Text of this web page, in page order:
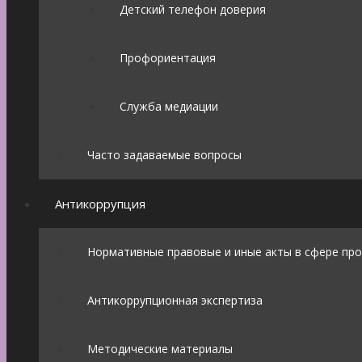
Детский телефон доверия
Профориентация
Служба медиации
Часто задаваемые вопросы
Антикоррупция
Нормативные правовые и иные акты в сфере
Антикоррупционная экспертиза
Методические материалы